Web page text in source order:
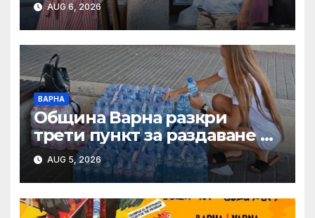
AUG 6, 2026
ВАРНА
Община Варна разкри
трети пункт за раздаване на
минерална вода
AUG 5, 2026